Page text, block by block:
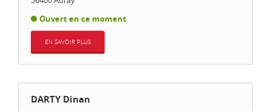
Ouvert en ce moment
EN SAVOIR PLUS
DARTY Dinan